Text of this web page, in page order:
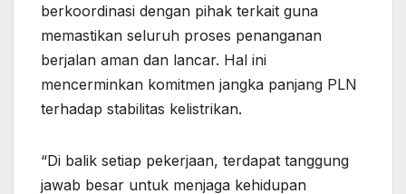
berkoordinasi dengan pihak terkait guna
memastikan seluruh proses penanganan
berjalan aman dan lancar. Hal ini
mencerminkan komitmen jangka panjang PLN
terhadap stabilitas kelistrikan.
“Di balik setiap pekerjaan, terdapat tanggung
jawab besar untuk menjaga kehidupan